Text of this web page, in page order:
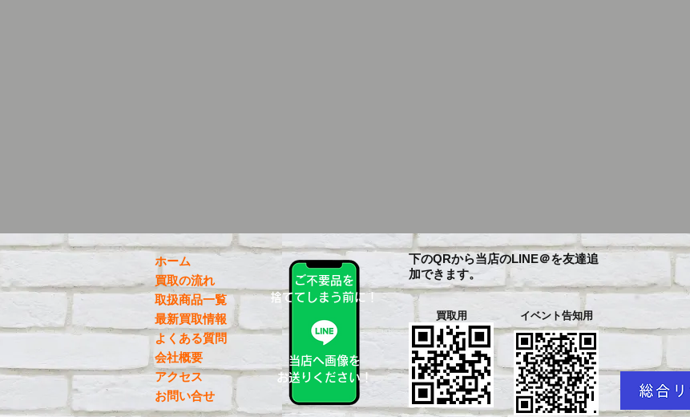
ホーム
買取の流れ
取扱商品一覧
最新買取情報
よくある質問
会社概要
アクセス
お問い合せ
ご不要品を
捨ててしまう前に！
当店へ画像を
お送りください！
下のQRから当店のLINE＠を友達追
加できます。
買取用 イベント告知用